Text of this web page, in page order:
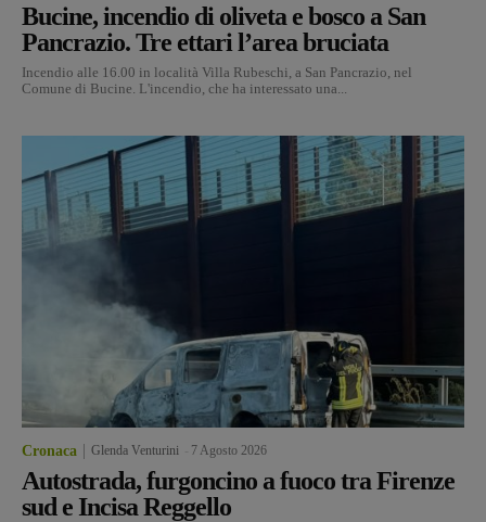
Bucine, incendio di oliveta e bosco a San
Pancrazio. Tre ettari l’area bruciata
Incendio alle 16.00 in località Villa Rubeschi, a San Pancrazio, nel
Comune di Bucine. L'incendio, che ha interessato una...
Cronaca Glenda Venturini 7 Agosto 2026
Autostrada, furgoncino a fuoco tra Firenze
sud e Incisa Reggello